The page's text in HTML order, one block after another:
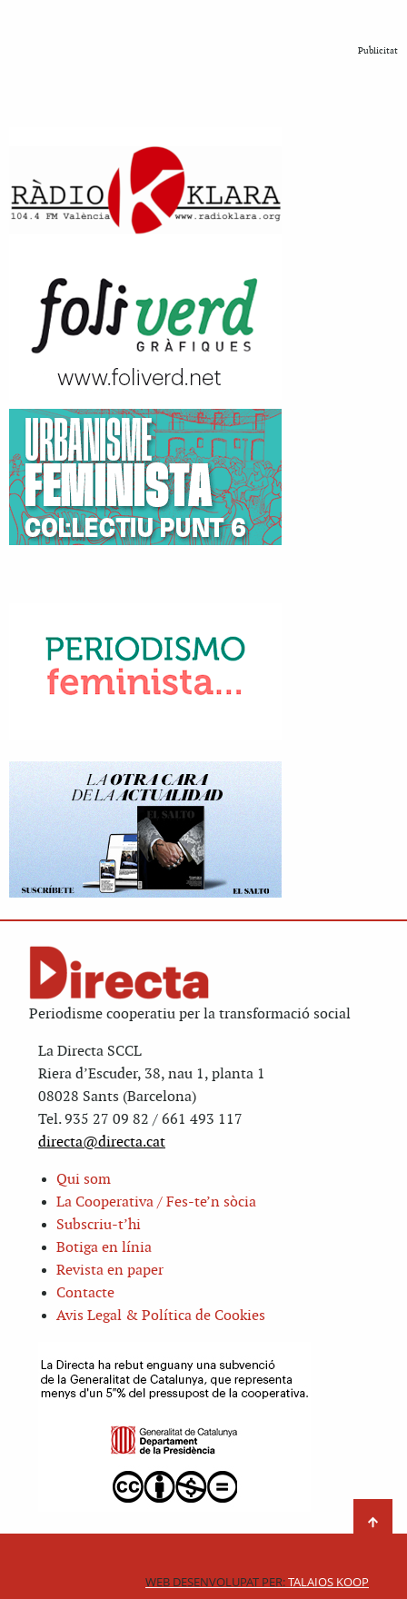
Publicitat
Periodisme cooperatiu per la transformació social
La Directa SCCL
Riera d’Escuder, 38, nau 1, planta 1
08028 Sants (Barcelona)
Tel. 935 27 09 82 / 661 493 117
directa@directa.cat
Qui som
La Cooperativa / Fes-te’n sòcia
Subscriu-t’hi
Botiga en línia
Revista en paper
Contacte
Avis Legal & Política de Cookies
WEB DESENVOLUPAT PER:TALAIOS KOOP